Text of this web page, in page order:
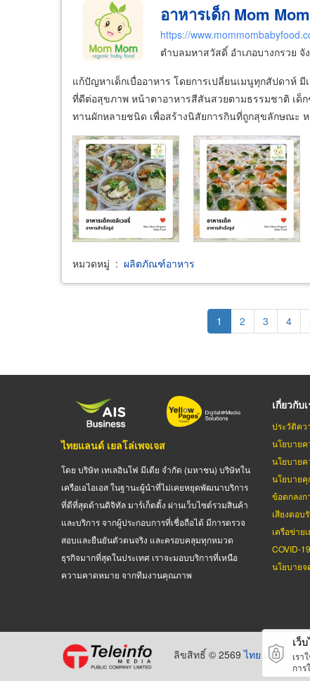
อาหารเด็ก Mom
https://
ตำบลมหาสวัสดิ์ อำเภอบางกรวย
แก้ปัญหาเด็กเบื่ออาหาร โดยการเปลี่ยนเมนูทุกสัปดาห์
ที่ดีต่อสุขภาพ หน้าตาอาหารสีสันสวยตามธรรมชาติ เด็ก
ทานผักหลายชนิด เพื่อสร้างนิสัยการกินที่ถูกสุขลักษณะ ห
หมวดหมู่ : ผลิตภัณฑ์อาหาร
Current
page
1 Page
2 Page
3 Page
4
ไทยแลนด์ เยลโล่เพจเจส
โดย บริษัท เทเลอินโฟ มีเดีย จำกัด (มหาชน) บริษัทใน
เครือเอไอเอส ในฐานะผู้นำที่ไม่เคยหยุดพัฒนาบริการ
ที่ดีที่สุดด้านดิจิทัล มาร์เก็ตติ้ง ผ่านเว็บไซต์รวมสินค้า
และบริการ จากผู้ประกอบการที่เชื่อถือได้ มีการตรวจ
สอบและยืนยันตัวตนจริง และครอบคลุมทุกหมวด
ธุรกิจมากที่สุดในประเทศ เราจะมอบบริการที่เหนือ
ความคาดหมาย จากทีมงานคุณภาพ
เกี่ยวกับ
ประวัติคว
นโยบายค
นโยบายค
นโยบายคุ
ข้อตกลงก
เสียงตอ
เครือข่าย
COVID-19
นโยบายจ
ลิขสิทธิ์ © 2569ไทยแลนด์ เยล
เว็
เร
การ